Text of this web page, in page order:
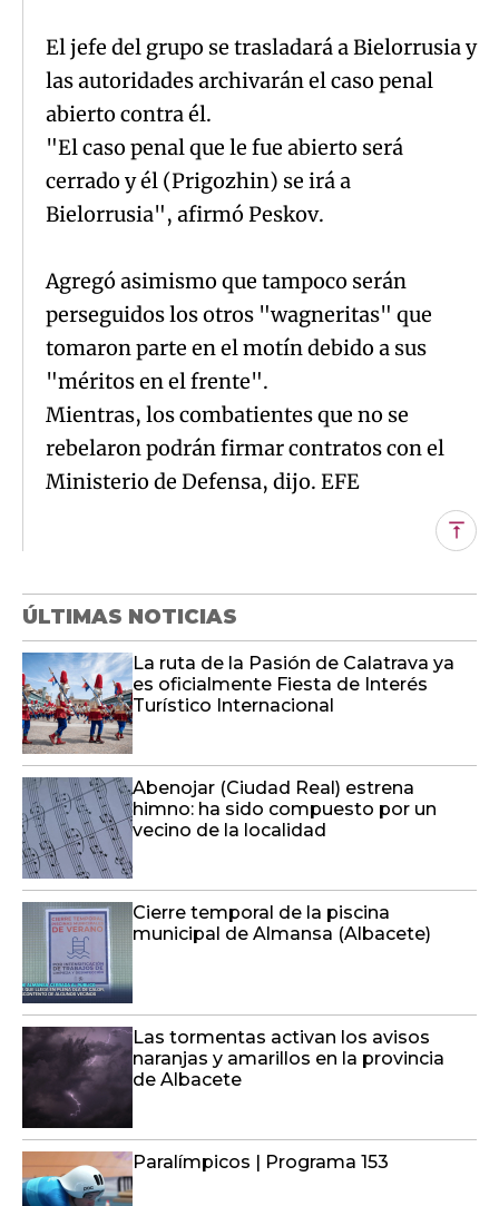
El jefe del grupo se trasladará a Bielorrusia y
las autoridades archivarán el caso penal
abierto contra él.
"El caso penal que le fue abierto será
cerrado y él (Prigozhin) se irá a
Bielorrusia", afirmó Peskov.
Agregó asimismo que tampoco serán
perseguidos los otros "wagneritas" que
tomaron parte en el motín debido a sus
"méritos en el frente".
Mientras, los combatientes que no se
rebelaron podrán firmar contratos con el
Ministerio de Defensa, dijo. EFE
ÚLTIMAS NOTICIAS
La ruta de la Pasión de Calatrava ya
es oficialmente Fiesta de Interés
Turístico Internacional
Abenojar (Ciudad Real) estrena
himno: ha sido compuesto por un
vecino de la localidad
Cierre temporal de la piscina
municipal de Almansa (Albacete)
Las tormentas activan los avisos
naranjas y amarillos en la provincia
de Albacete
Paralímpicos | Programa 153